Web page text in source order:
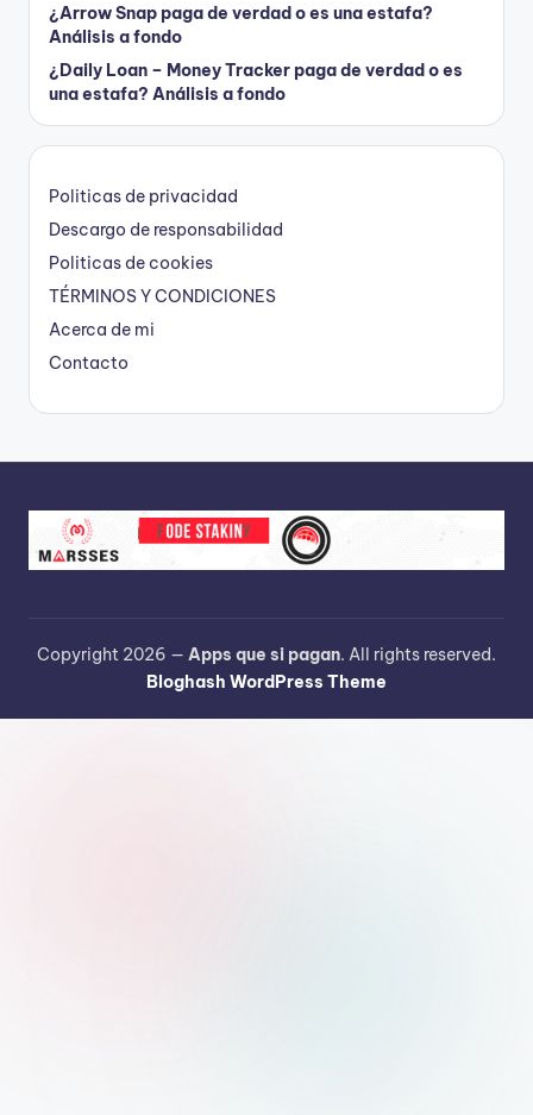
¿Arrow Snap paga de verdad o es una estafa?
Análisis a fondo
¿Daily Loan – Money Tracker paga de verdad o es
una estafa? Análisis a fondo
Politicas de privacidad
Descargo de responsabilidad
Politicas de cookies
TÉRMINOS Y CONDICIONES
Acerca de mi
Contacto
Copyright 2026 — Apps que si pagan. All rights reserved.
Bloghash WordPress Theme